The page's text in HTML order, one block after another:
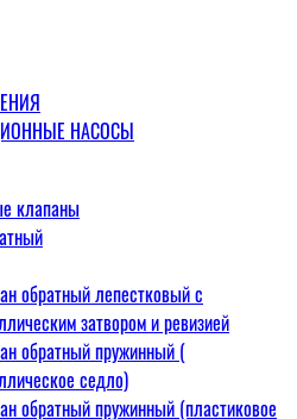
НАСОСЫ
клапаны
обратный лепестковый с
затвором и ревизией
обратный пружинный (
седло)
обратный пружинный (пластиковое